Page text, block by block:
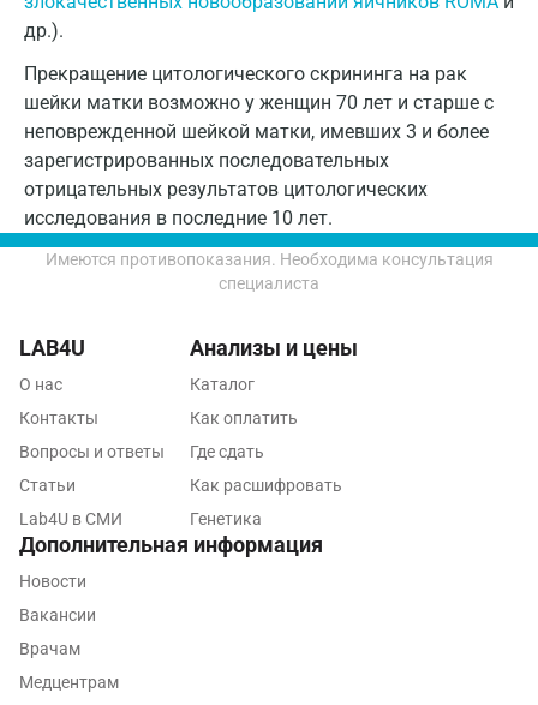
др.).
Прекращение цитологического скрининга на рак
шейки матки возможно у женщин 70 лет и старше с
неповрежденной шейкой матки, имевших 3 и более
зарегистрированных последовательных
отрицательных результатов цитологических
исследования в последние 10 лет.
Петрозаводск
Подольск
Псков
Пушкин
Пушкино
Раменское
Ростов-на-Дону
Рязань
Самара
Сергиев Посад
Имеются противопоказания. Необходима консультация
специалиста
LAB4U
О нас
Контакты
Вопросы и ответы
Статьи
Lab4U в СМИ
Анализы и цены
Каталог
Как оплатить
Где сдать
Как расшифровать
Генетика
Дополнительная информация
Новости
Вакансии
Врачам
Медцентрам